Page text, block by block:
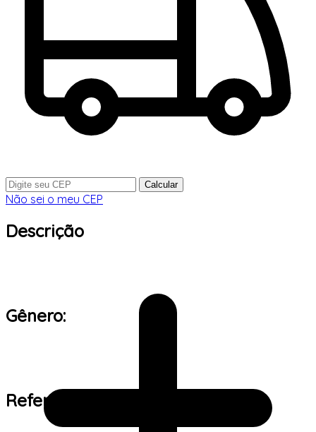
Calcular
Não sei o meu CEP
Descrição
Gênero:
Referência de tamanho: